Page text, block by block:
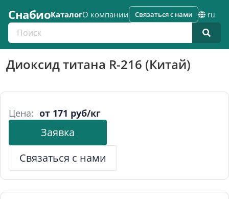
СнабиоКаталогО компании
Поиск по каталогу
Связаться с нами ru
Диоксид титана R-216 (Китай)
Цена: от 171 руб/кг
Заявка
Связаться с нами